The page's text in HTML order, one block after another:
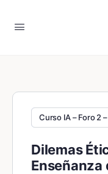
Curso IA – Foro 2
Dilemas
Enseñanza